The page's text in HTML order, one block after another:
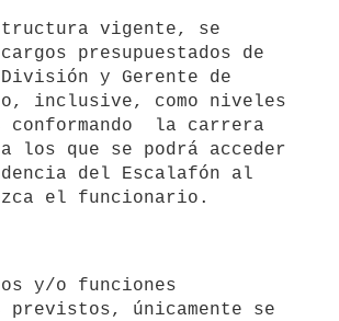
presupuestados de
y Gerente de
inclusive, como niveles
conformando  la carrera
los que se podrá acceder
del Escalafón al
previstos, únicamente se